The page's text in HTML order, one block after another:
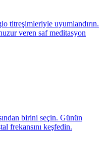
titreşimleriyle uyumlandırın.
veren saf meditasyon
birini seçin. Günün
frekansını keşfedin.